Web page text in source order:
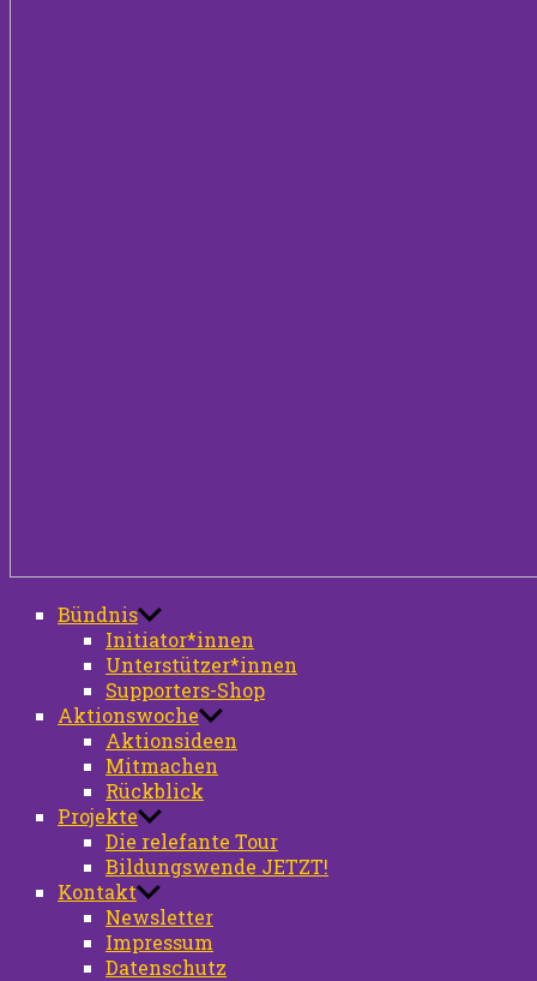
Aktionstag
Bündnis
Initiator*innen
Unterstützer*innen
Supporters-Shop
Aktionswoche
Aktionsideen
Mitmachen
Rückblick
Projekte
Die relefante Tour
Bildungswende JETZT!
Kontakt
Newsletter
Impressum
Datenschutz